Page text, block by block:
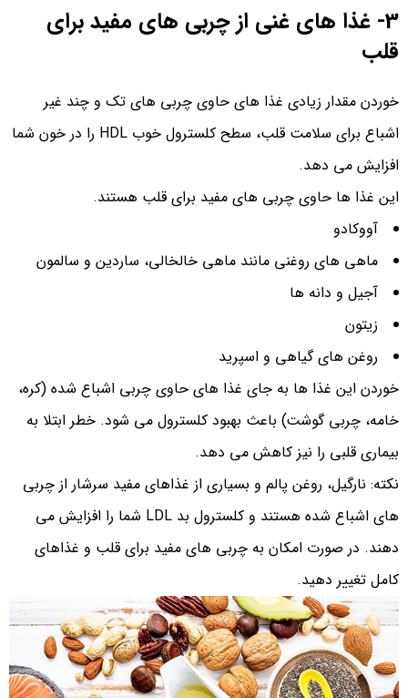
3- غذا های غنی از چربی های مفید برای
قلب
خوردن مقدار زیادی غذا های حاوی چربی های تک و چند غیر
اشباع برای سلامت قلب، سطح کلسترول خوب HDL را در خون شما
افزایش می دهد.
این غذا ها حاوی چربی های مفید برای قلب هستند.
آووکادو
ماهی های روغنی مانند ماهی خالخالی، ساردین و سالمون
آجیل و دانه ها
زیتون
روغن های گیاهی و اسپرید
خوردن این غذا ها به جای غذا های حاوی چربی اشباع شده (کره،
خامه، چربی گوشت) باعث بهبود کلسترول می شود. خطر ابتلا به
بیماری قلبی را نیز کاهش می دهد.
نکته: نارگیل، روغن پالم و بسیاری از غذاهای مفید سرشار از چربی
های اشباع شده هستند و کلسترول بد LDL شما را افزایش می
دهند. در صورت امکان به چربی های مفید برای قلب و غذاهای
کامل تغییر دهید.